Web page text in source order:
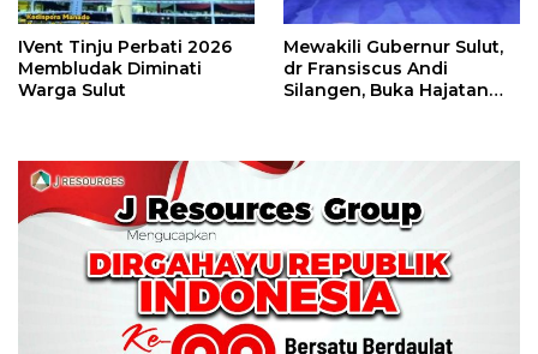
IVent Tinju Perbati 2026
Membludak Diminati
Warga Sulut
Mewakili Gubernur Sulut,
dr Fransiscus Andi
Silangen, Buka Hajatan